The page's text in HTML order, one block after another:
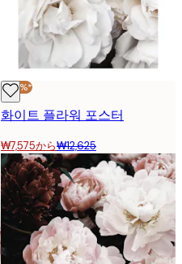
-40%*
화이트 플라워 포스터
₩7,575から₩12,625